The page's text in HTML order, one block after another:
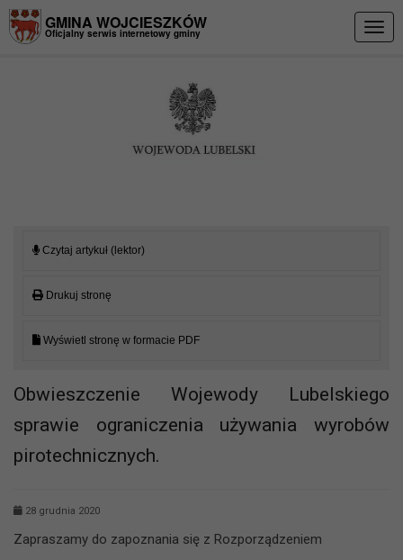
GMINA WOJCIESZKÓW
Oficjalny serwis internetowy gminy
Czytaj artykuł (lektor)
Drukuj stronę
Wyświetl stronę w formacie PDF
Obwieszczenie Wojewody Lubelskiego
sprawie ograniczenia używania wyrobów
pirotechnicznych.
28 grudnia 2020
Zapraszamy do zapoznania się z Rozporządzeniem